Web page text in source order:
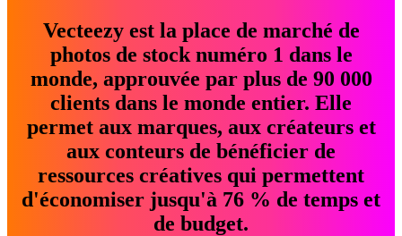
Vecteezy est la place de marché de
photos de stock numéro 1 dans le
monde, approuvée par plus de 90 000
clients dans le monde entier. Elle
permet aux marques, aux créateurs et
aux conteurs de bénéficier de
ressources créatives qui permettent
d'économiser jusqu'à 76 % de temps et
de budget.